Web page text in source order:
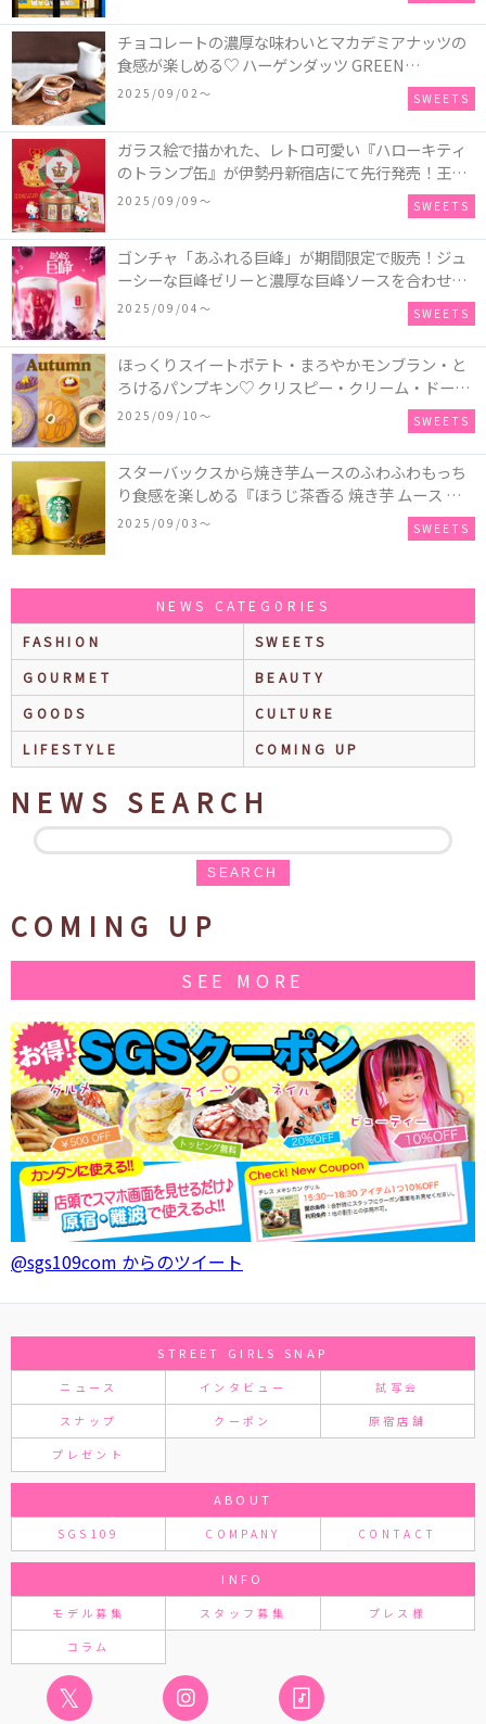
チョコレートの濃厚な味わいとマカデミアナッツの
食感が楽しめる♡ ハーゲンダッツ GREEN
CRAFT(グリーンクラフト) ミニカップ『チョコレー
2025/09/02〜 SWEETS
ガラス絵で描かれた、レトロ可愛い『ハローキティ
のトランプ缶』が伊勢丹新宿店にて先行発売！王冠
キティのフィギュア、キティトランプのステッカー
2025/09/09〜 SWEETS
ゴンチャ「あふれる巨峰」が期間限定で販売！ジュ
ーシーな巨峰ゼリーと濃厚な巨峰ソースを合わせた
ミルクティー、ティーエード、ジェラッティー、ス
2025/09/04〜 SWEETS
ほっくりスイートポテト・まろやかモンブラン・と
ろけるパンプキン♡ クリスピー・クリーム・ドーナ
ツに“いも”“栗“”かぼちゃ“を使用し、秋らしい人気
2025/09/10〜 SWEETS
スターバックスから焼き芋ムースのふわふわもっち
り食感を楽しめる『ほうじ茶香る 焼き芋 ムース テ
ィー ラテ』が新発売！大好評の『チョコレート ムー
2025/09/03〜 SWEETS
NEWS CATEGORIES
FASHION
SWEETS
GOURMET
BEAUTY
GOODS
CULTURE
LIFESTYLE
COMING UP
NEWS SEARCH
SEARCH
COMING UP
SEE MORE
@sgs109com からのツイート
STREET GIRLS SNAP
ニュース インタビュー 試写会
スナップ クーポン 原宿店舗
プレゼント
ABOUT
SGS109 COMPANY CONTACT
INFO
モデル募集 スタッフ募集 プレス様
コラム
𝕏